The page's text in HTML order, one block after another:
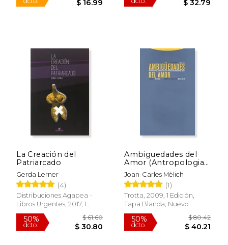
15%
dcto.
Rápido
23%
dcto.
Rápido
La Creación del
Patriarcado
Gerda Lerner
(4)
Distribuciones Agapea -
Libros Urgentes, 2017, 1
Edición, Tapa Blanda,
Nuevo
Ambiguedades del
Amor (Antropologia
de la Vida Cotidiana
2/2)
Joan-Carles Mèlich
(1)
Trotta, 2009, 1 Edición,
Tapa Blanda, Nuevo